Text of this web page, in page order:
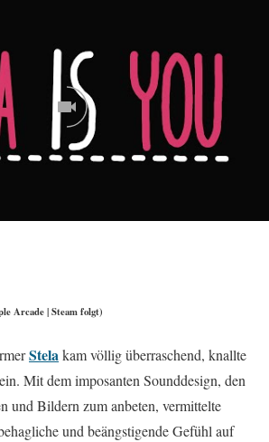
Arcade | Steam folgt)
Stelakam völlig überraschend, knallte
Mit dem imposanten Sounddesign, den
und Bildern zum anbeten, vermittelte
und beängstigende Gefühl auf